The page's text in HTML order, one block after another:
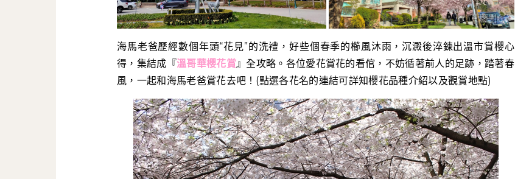
海馬老爸歷經數個年頭“花見”的洗禮，好些個春季的櫛風沐雨，沉澱後淬鍊出溫市賞櫻心
得，集結成『溫哥華櫻花賞』全攻略。各位愛花賞花的看倌，不妨循著前人的足跡，踏著春
風，一起和海馬老爸賞花去吧！(點選各花名的連結可詳知櫻花品種介紹以及觀賞地點)